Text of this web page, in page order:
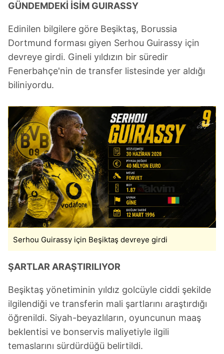
GÜNDEMDEKİ İSİM GUIRASSY
Edinilen bilgilere göre Beşiktaş, Borussia
Dortmund forması giyen Serhou Guirassy için
devreye girdi. Gineli yıldızın bir süredir
Fenerbahçe'nin de transfer listesinde yer aldığı
biliniyordu.
Serhou Guirassy için Beşiktaş devreye girdi
ŞARTLAR ARAŞTIRILIYOR
Beşiktaş yönetiminin yıldız golcüyle ciddi şekilde
ilgilendiği ve transferin mali şartlarını araştırdığı
öğrenildi. Siyah-beyazlıların, oyuncunun maaş
beklentisi ve bonservis maliyetiyle ilgili
temaslarını sürdürdüğü belirtildi.